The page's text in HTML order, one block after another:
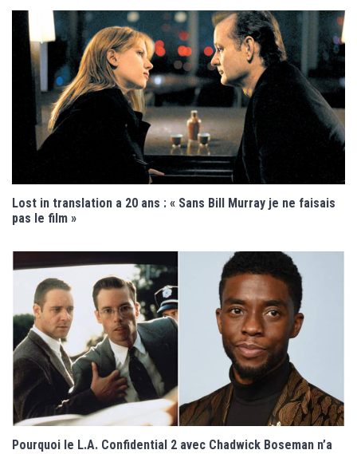
Lost in translation a 20 ans : « Sans Bill Murray je ne faisais
pas le film »
Pourquoi le L.A. Confidential 2 avec Chadwick Boseman n’a